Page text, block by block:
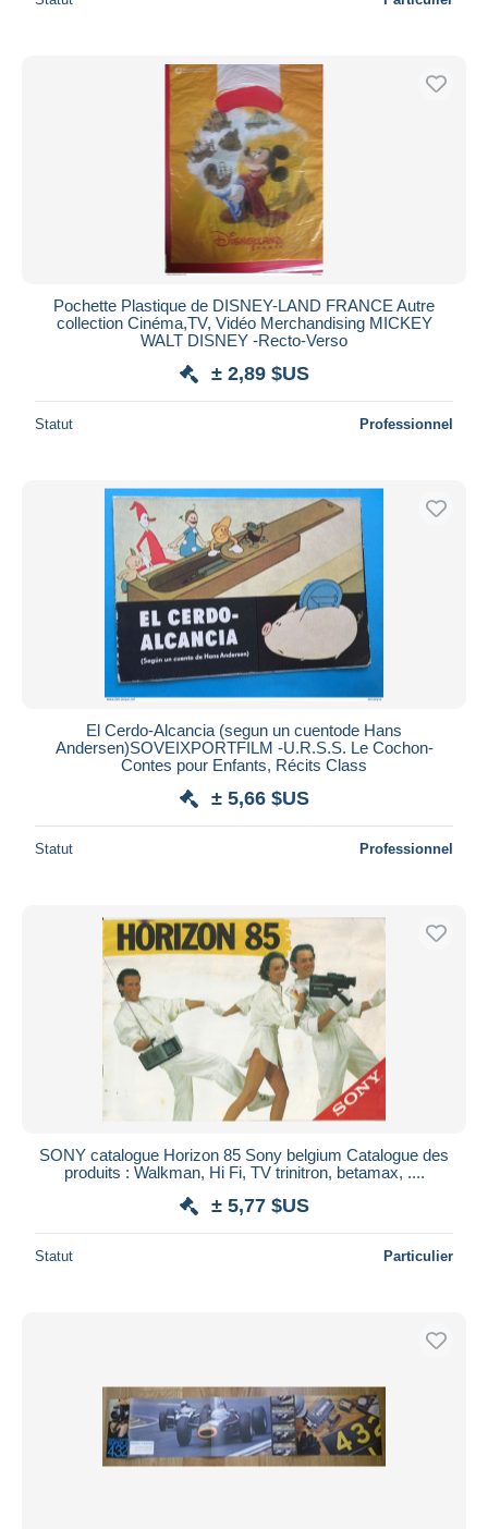
Pochette Plastique de DISNEY-LAND FRANCE Autre
collection Cinéma,TV, Vidéo Merchandising MICKEY
WALT DISNEY -Recto-Verso
± 2,89 $US
Statut Professionnel
El Cerdo-Alcancia (segun un cuentode Hans
Andersen)SOVEIXPORTFILM -U.R.S.S. Le Cochon-
Contes pour Enfants, Récits Class
± 5,66 $US
Statut Professionnel
SONY catalogue Horizon 85 Sony belgium Catalogue des
produits : Walkman, Hi Fi, TV trinitron, betamax, ....
± 5,77 $US
Statut Particulier